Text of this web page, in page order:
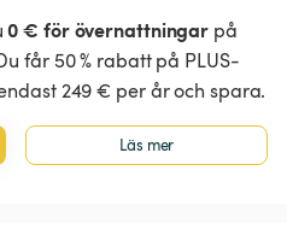
0 € för övernattningar på
får 50 % rabatt på PLUS-
249 € per år och spara.
Läs mer